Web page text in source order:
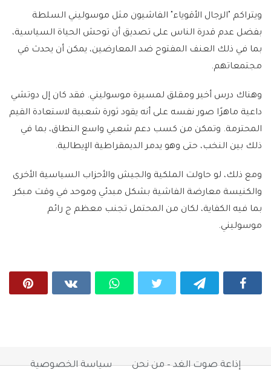
ويتراكم "الرجال الأقوياء" الفاشيون مثل موسوليني السلطة
بفضل عدم قدرة الناس على تصديق أن توحش الحياة السياسية،
بما في ذلك العنف المفتوح ضد المعارضين، يمكن أن يحدث في
مجتمعاتهم.
وهناك درس أخير ومقلق لمسيرة موسوليني. فقد كان إل دوتشي
داعية ماهرًا صور نفسه على أنه يقود ثورة شعبية لاستعادة القيم
المحترمة. وتمكن من كسب دعم شعبي واسع النطاق، بما في
ذلك بين النخب، حتى وهو يدمر الديمقراطية الإيطالية.
ومع ذلك، لو حاولت الملكية والجيش والأحزاب السياسية الأخرى
والكنيسة معارضة الفاشية بشكل مبدئي وموحد في وقت مبكر
بما فيه الكفاية، لكان من المحتمل تجنب معظم ج رائم
موسوليني.
إذاعة صوت الغد – من نحن سياسة الخصوصية